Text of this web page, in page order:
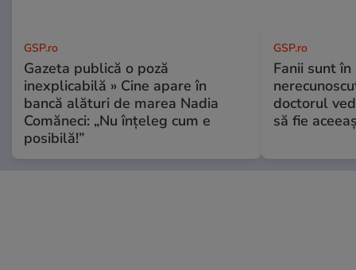
GSP.ro
Gazeta publică o poză
inexplicabilă » Cine apare în
bancă alături de marea Nadia
Comăneci: „Nu înțeleg cum e
posibilă!”
GSP.ro
Fanii sunt în
doctorul
să fie